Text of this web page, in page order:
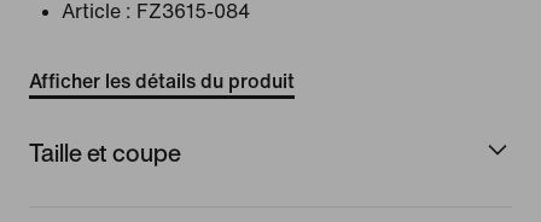
Article : FZ3615-084
Afficher les détails du produit
Taille et coupe